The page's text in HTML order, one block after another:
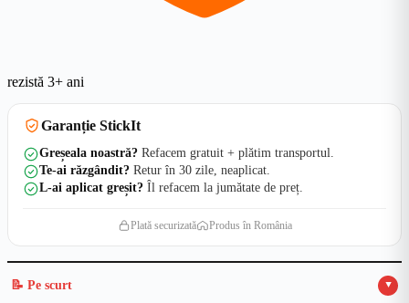
rezistă 3+ ani
Garanție StickIt
Greșeala noastră? Refacem gratuit + plătim transportul.
Te-ai răzgândit? Retur în 30 zile, neaplicat.
L-ai aplicat greșit? Îl refacem la jumătate de preț.
Plată securizată Produs în România
📝 Pe scurt ▲